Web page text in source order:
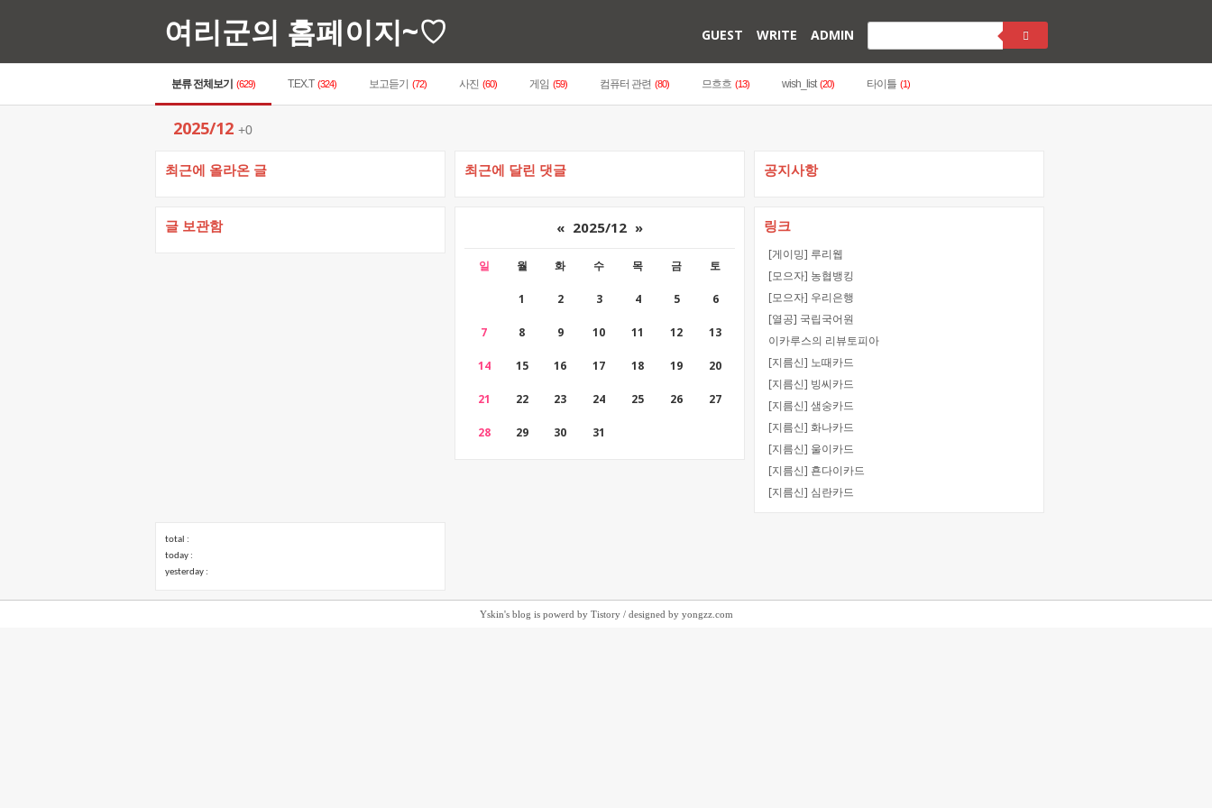
여리군의 홈페이지~♡ GUEST WRITE ADMIN
분류 전체보기 (629) T.EX.T (324) 보고듣기 (72) 사진 (60) 게임 (59) 컴퓨터 관련 (80) 므흐흐 (13) wish_list(20) 타이틀 (1)
2025/12 +0
최근에 올라온 글 최근에 달린 댓글 공지사항
글 보관함 « 2025/12 »
일 월 화 수 목 금 토
1 2 3 4 5 6
7 8 9 10 11 12 13
14 15 16 17 18 19 20
21 22 23 24 25 26 27
28 29 30 31
링크
[게이밍] 루리웹
[모으자] 농협뱅킹
[모으자] 우리은행
[열공] 국립국어원
이카루스의 리뷰토피아
[지름신] 노때카드
[지름신] 빙씨카드
[지름신] 샘숭카드
[지름신] 화나카드
[지름신] 울이카드
[지름신] 횬다이카드
[지름신] 심란카드
total :
today :
yesterday :
Yskin's blog is powerd by Tistory/ designed by yongzz.com